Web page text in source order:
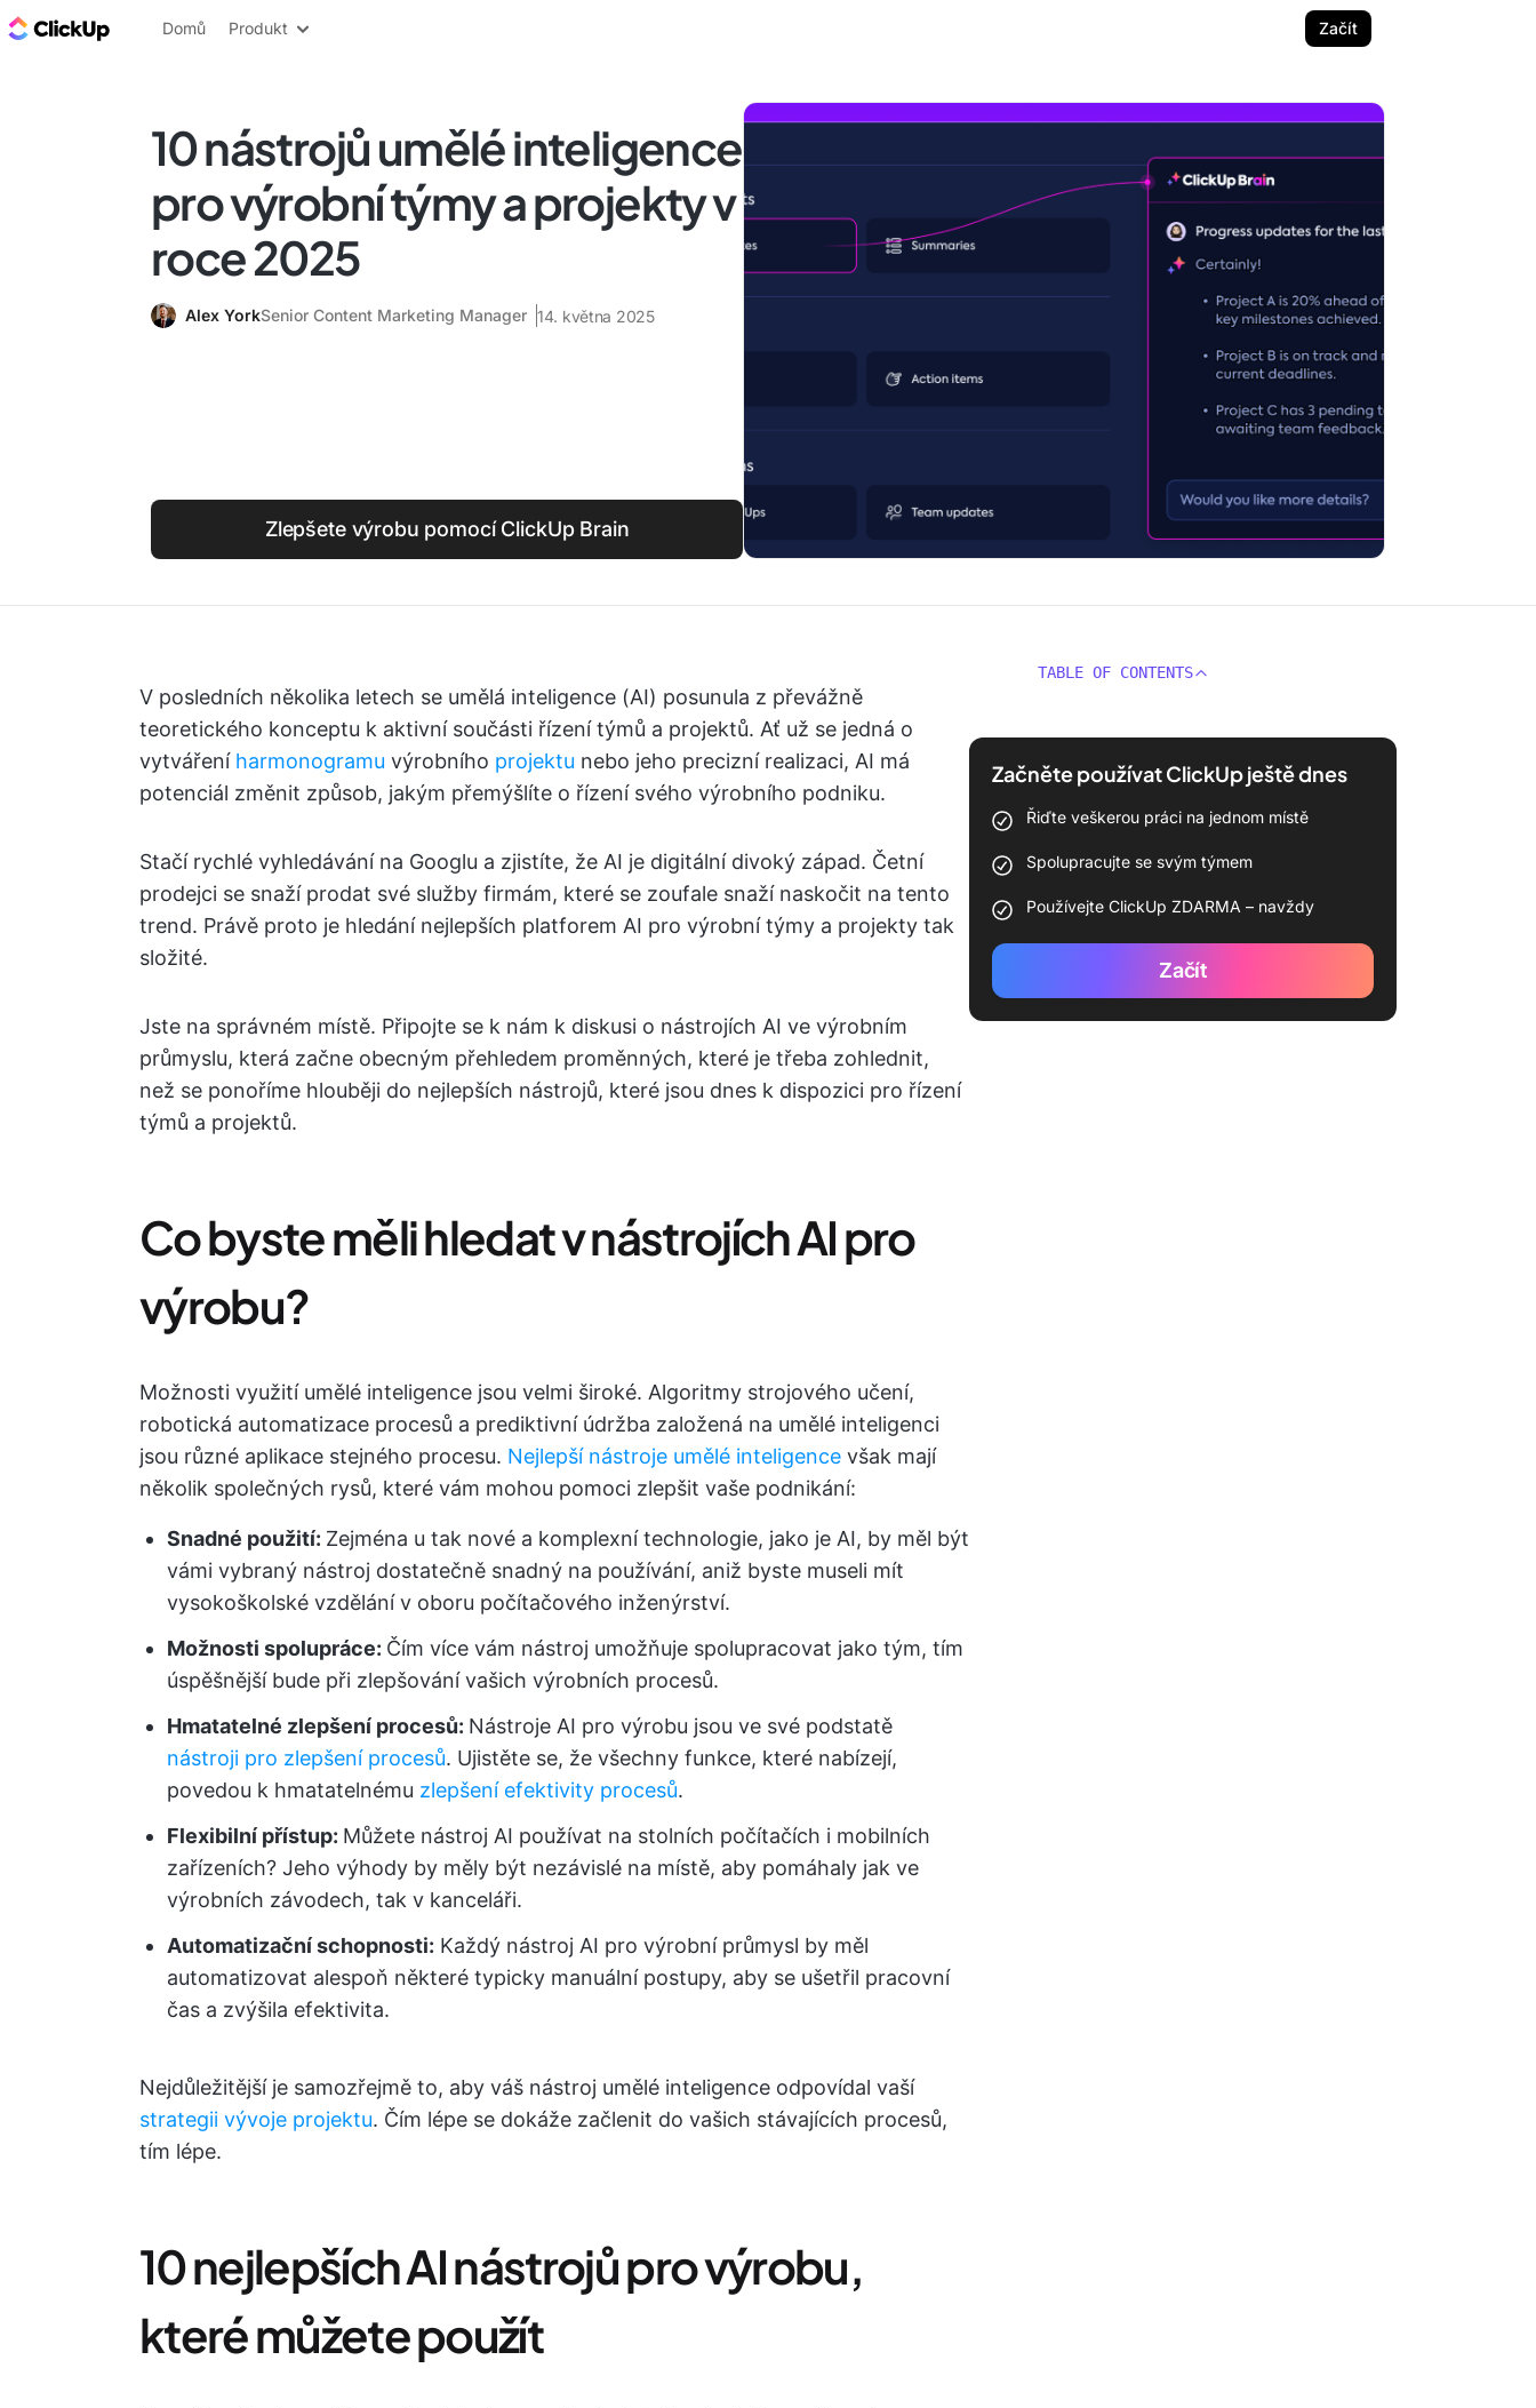
ClickUp blog
Domů Produkt Začít
10 nástrojů umělé inteligence
pro výrobní týmy a projekty v
roce 2025
Alex YorkSenior Content Marketing Manager 14. května 2025
Zlepšete výrobu pomocí ClickUp Brain
V posledních několika letech se umělá inteligence (AI) posunula z převážně
teoretického konceptu k aktivní součásti řízení týmů a projektů. Ať už se jedná o
vytváření harmonogramu výrobního projektu nebo jeho precizní realizaci, AI má
potenciál změnit způsob, jakým přemýšlíte o řízení svého výrobního podniku.
Stačí rychlé vyhledávání na Googlu a zjistíte, že AI je digitální divoký západ. Četní
prodejci se snaží prodat své služby firmám, které se zoufale snaží naskočit na tento
trend. Právě proto je hledání nejlepších platforem AI pro výrobní týmy a projekty tak
složité.
Jste na správném místě. Připojte se k nám k diskusi o nástrojích AI ve výrobním
průmyslu, která začne obecným přehledem proměnných, které je třeba zohlednit,
než se ponoříme hlouběji do nejlepších nástrojů, které jsou dnes k dispozici pro řízení
týmů a projektů.
Co byste měli hledat v nástrojích AI pro
výrobu?
Možnosti využití umělé inteligence jsou velmi široké. Algoritmy strojového učení,
robotická automatizace procesů a prediktivní údržba založená na umělé inteligenci
jsou různé aplikace stejného procesu. Nejlepší nástroje umělé inteligence však mají
několik společných rysů, které vám mohou pomoci zlepšit vaše podnikání:
Snadné použití: Zejména u tak nové a komplexní technologie, jako je AI, by měl být
vámi vybraný nástroj dostatečně snadný na používání, aniž byste museli mít
vysokoškolské vzdělání v oboru počítačového inženýrství.
Možnosti spolupráce: Čím více vám nástroj umožňuje spolupracovat jako tým, tím
úspěšnější bude při zlepšování vašich výrobních procesů.
Hmatatelné zlepšení procesů: Nástroje AI pro výrobu jsou ve své podstatě
nástroji pro zlepšení procesů. Ujistěte se, že všechny funkce, které nabízejí,
povedou k hmatatelnému zlepšení efektivity procesů.
Flexibilní přístup: Můžete nástroj AI používat na stolních počítačích i mobilních
zařízeních? Jeho výhody by měly být nezávislé na místě, aby pomáhaly jak ve
výrobních závodech, tak v kanceláři.
Automatizační schopnosti: Každý nástroj AI pro výrobní průmysl by měl
automatizovat alespoň některé typicky manuální postupy, aby se ušetřil pracovní
čas a zvýšila efektivita.
Nejdůležitější je samozřejmě to, aby váš nástroj umělé inteligence odpovídal vaší
strategii vývoje projektu. Čím lépe se dokáže začlenit do vašich stávajících procesů,
tím lépe.
10 nejlepších AI nástrojů pro výrobu,
které můžete použít
TABLE OF CONTENTS
Začněte používat ClickUp ještě dnes
Řiďte veškerou práci na jednom místě
Spolupracujte se svým týmem
Používejte ClickUp ZDARMA – navždy
Začít